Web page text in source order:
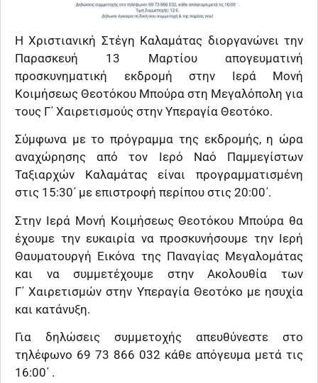
Η Χριστιανική Στέγη Καλαμάτας διοργανώνει την
Παρασκευή 13 Μαρτίου απογευματινή
προσκυνηματική εκδρομή στην Ιερά Μονή
Κοιμήσεως Θεοτόκου Μπούρα στη Μεγαλόπολη για
τους Γ΄ Χαιρετισμούς στην Υπεραγία Θεοτόκο.
Σύμφωνα με το πρόγραμμα της εκδρομής, η ώρα
αναχώρησης από τον Ιερό Ναό Παμμεγίστων
Ταξιαρχών Καλαμάτας είναι προγραμματισμένη
στις 15:30΄ με επιστροφή περίπου στις 20:00΄.
Στην Ιερά Μονή Κοιμήσεως Θεοτόκου Μπούρα θα
έχουμε την ευκαιρία να προσκυνήσουμε την Ιερή
Θαυματουργή Εικόνα της Παναγίας Μεγαλομάτας
και να συμμετέχουμε στην Ακολουθία των
Γ΄ Χαιρετισμών στην Υπεραγία Θεοτόκο με ησυχία
και κατάνυξη.
Για δηλώσεις συμμετοχής απευθύνεστε στο
τηλέφωνο 69 73 866 032 κάθε απόγευμα μετά τις
16:00΄ .